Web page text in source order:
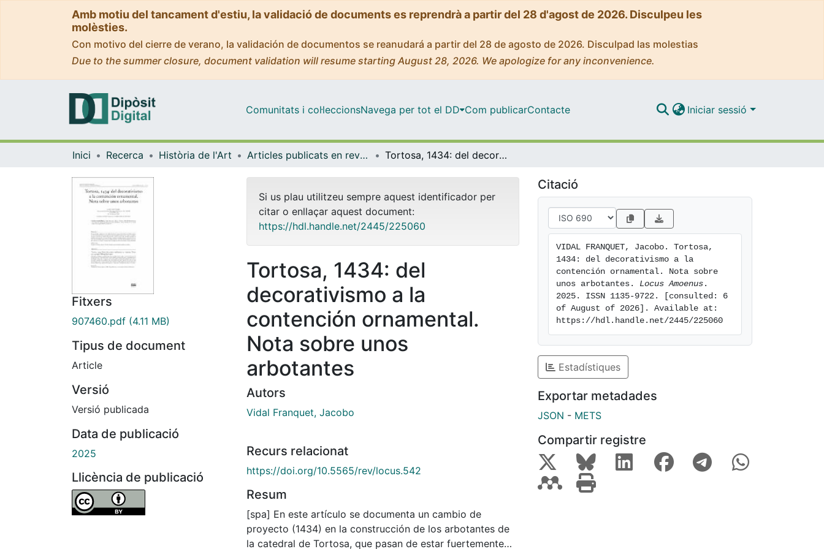
Amb motiu del tancament d'estiu, la validació de documents es reprendrà a partir del 28 d'agost de 2026. Disculpeu les
molèsties.
Con motivo del cierre de verano, la validación de documentos se reanudará a partir del 28 de agosto de 2026. Disculpad las molestias
Due to the summer closure, document validation will resume starting August 28, 2026. We apologize for any inconvenience.
Comunitats i col·leccionsNavega per tot el DD Com publicarContacte Iniciar sessió
Inici Recerca Història de l'Art Articles publicats en revistes (Història de l'Art) Tortosa, 1434: del decorativismo a la contención ornamental. Nota sobre unos arbotantes
Fitxers
907460.pdf (4.11 MB)
Tipus de document
Article
Versió
Versió publicada
Data de publicació
2025
Llicència de publicació
Si us plau utilitzeu sempre aquest identificador per
citar o enllaçar aquest document:
https://hdl.handle.net/2445/225060
Tortosa, 1434: del
decorativismo a la
contención ornamental.
Nota sobre unos
arbotantes
Autors
Vidal Franquet, Jacobo
Recurs relacionat
https://doi.org/10.5565/rev/locus.542
Resum
[spa] En este artículo se documenta un cambio de
proyecto (1434) en la construcción de los arbotantes de
la catedral de Tortosa, que pasan de estar fuertemente
Citació
VIDAL FRANQUET, Jacobo. Tortosa,
1434: del decorativismo a la
contención ornamental. Nota sobre
unos arbotantes. Locus Amoenus .
2025. ISSN 1135-9722. [consulted: 6
of August of 2026]. Available at:
https://hdl.handle.net/2445/225060
Estadístiques
Exportar metadades
JSON - METS
Compartir registre